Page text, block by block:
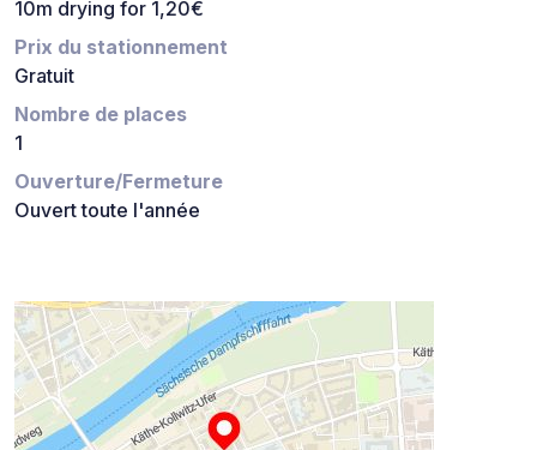
10m drying for 1,20€
Prix du stationnement
Gratuit
Nombre de places
1
Ouverture/Fermeture
Ouvert toute l'année